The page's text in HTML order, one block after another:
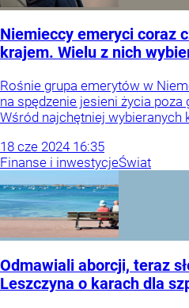
Niemieccy emeryci coraz
krajem. Wielu z nich
Rośnie grupa emerytów w
na spędzenie jesieni życia
Wśród najchętniej wybieranych
18 cze 2024 16:35
Finanse i inwestycjeŚwiat
Odmawiali aborcji, teraz
Leszczyna o karach dla